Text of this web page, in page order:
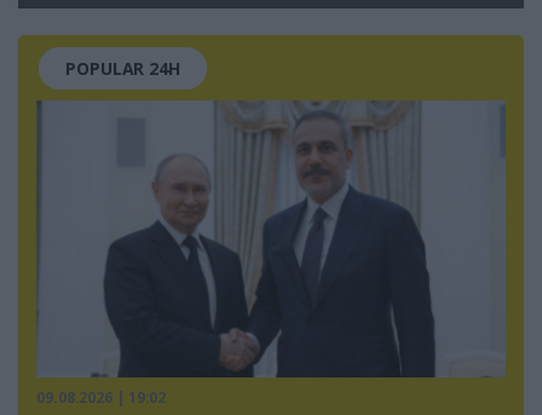
POPULAR 24H
09.08.2026 | 19:02